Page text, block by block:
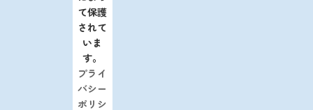
て保護
されて
いま
す。
プライ
バシー
ポリシ